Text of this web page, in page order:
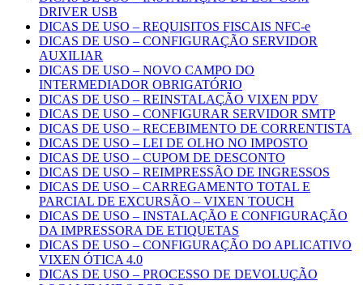
DRIVER USB
DICAS DE USO – REQUISITOS FISCAIS NFC-e
DICAS DE USO – CONFIGURAÇÃO SERVIDOR
AUXILIAR
DICAS DE USO – NOVO CAMPO DO
INTERMEDIADOR OBRIGATÓRIO
DICAS DE USO – REINSTALAÇÃO VIXEN PDV
DICAS DE USO – CONFIGURAR SERVIDOR SMTP
DICAS DE USO – RECEBIMENTO DE CORRENTISTA
DICAS DE USO – LEI DE OLHO NO IMPOSTO
DICAS DE USO – CUPOM DE DESCONTO
DICAS DE USO – REIMPRESSÃO DE INGRESSOS
DICAS DE USO – CARREGAMENTO TOTAL E
PARCIAL DE EXCURSÃO – VIXEN TOUCH
DICAS DE USO – INSTALAÇÃO E CONFIGURAÇÃO
DA IMPRESSORA DE ETIQUETAS
DICAS DE USO – CONFIGURAÇÃO DO APLICATIVO
VIXEN ÓTICA 4.0
DICAS DE USO – PROCESSO DE DEVOLUÇÃO